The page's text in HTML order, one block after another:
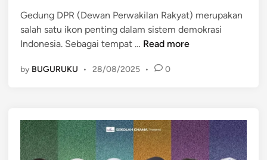
i
n
Gedung DPR (Dewan Perwakilan Rakyat) merupakan
salah satu ikon penting dalam sistem demokrasi
Indonesia. Sebagai tempat … G
d
D
P
R
Read more
by BUGURUKU • 28/08/2025 • 0